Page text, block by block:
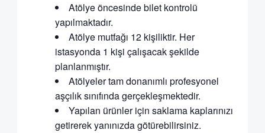
Atölye öncesinde bilet kontrolü
yapılmaktadır.
Atölye mutfağı 12 kişiliktir. Her
istasyonda 1 kişi çalışacak şekilde
planlanmıştır.
Atölyeler tam donanımlı profesyonel
aşçılık sınıfında gerçekleşmektedir.
Yapılan ürünler için saklama kaplarınızı
getirerek yanınızda götürebilirsiniz.